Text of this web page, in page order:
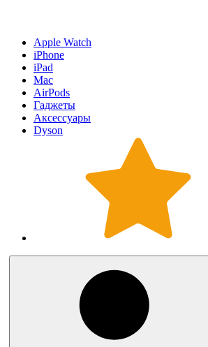
Apple Watch
iPhone
iPad
Mac
AirPods
Гаджеты
Аксессуары
Dyson